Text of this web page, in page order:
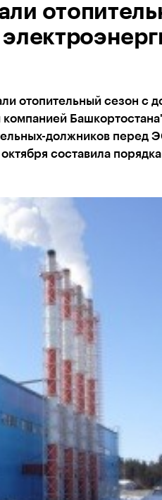
отопительный сезон с
должников перед
составила